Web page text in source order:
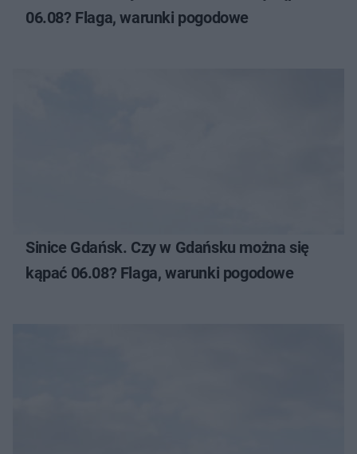
06.08? Flaga, warunki pogodowe
Sinice Gdańsk. Czy w Gdańsku można się
kąpać 06.08? Flaga, warunki pogodowe